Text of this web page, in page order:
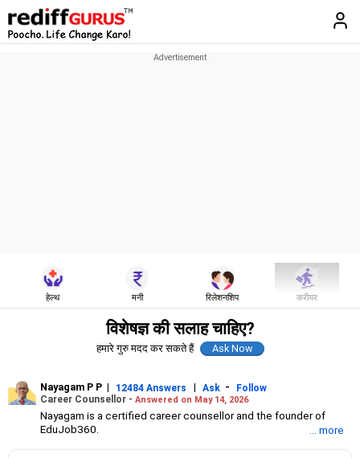
हेल्थ मनी रिलेशनशिप करीयर
विशेषज्ञ की सलाह चाहिए?
हमारे गुरु मदद कर सकते हैं
Nayagam P P | 12484 Answers | Ask -
Follow
Career Counsellor - Answered on May 14, 2026
Nayagam is a certified career counsellor and the founder of
EduJob360.
... more